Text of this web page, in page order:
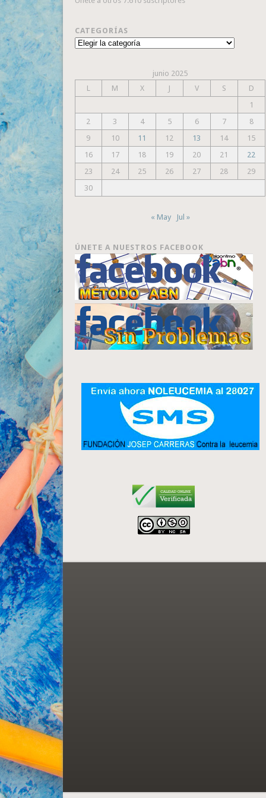
CATEGORÍAS
Categorías
junio 2025
L
M X J V S
D
1
2
3 4 5 6 7
8
9
10 11 12 13 14
15
16
17 18 19 20 21
22
23
24 25 26 27 28
29
30
« May Jul »
ÚNETE A NUESTROS FACEBOOK